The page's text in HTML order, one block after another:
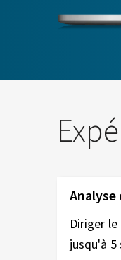
E
Analyse
Diriger
jusqu'à